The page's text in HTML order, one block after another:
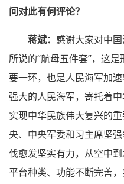
问对此有何评论？
蒋斌： 感谢大家对中
所说的“航母五件套”，这
要一环，也是人民海军加
强大的人民海军，寄托着
实现中华民族伟大复兴的
央、中央军委和习主席坚
伐愈发坚实有力，从空中
平台种类、功能不断完善